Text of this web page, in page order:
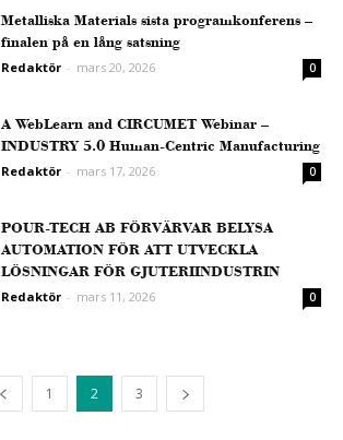
Metalliska Materials sista programkonferens –
finalen på en lång satsning
Redaktör - mars 20, 2026 0
A WebLearn and CIRCUMET Webinar –
INDUSTRY 5.0 Human-Centric Manufacturing
Redaktör - mars 17, 2026 0
POUR-TECH AB FÖRVÄRVAR BELYSA
AUTOMATION FÖR ATT UTVECKLA
LÖSNINGAR FÖR GJUTERIINDUSTRIN
Redaktör - mars 11, 2026 0
1 2 3